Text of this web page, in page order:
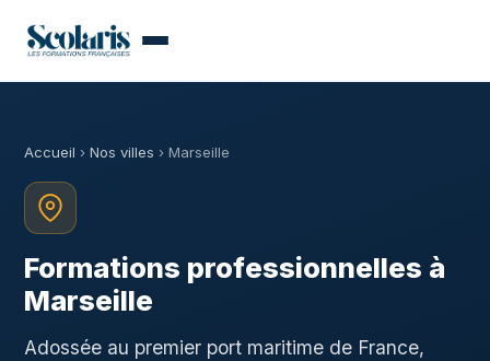
Accueil › Nos villes › Marseille
Formations professionnelles à
Marseille
Adossée au premier port maritime de France,